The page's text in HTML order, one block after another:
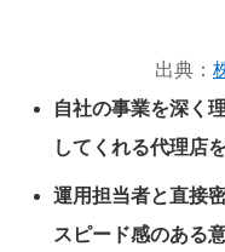
出典：
自社の事業を深く
してくれる代理店
運用担当者と直接
スピード感のある